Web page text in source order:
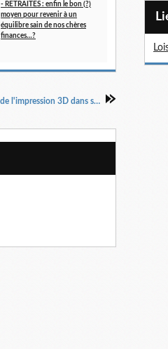
- RETRAITES : enfin le bon (?)
moyen pour revenir à un
équilibre sain de nos chères
finances…?
AUTOMOBILE, Ford met de l'impression 3D dans ses productions européennes à Cologne.